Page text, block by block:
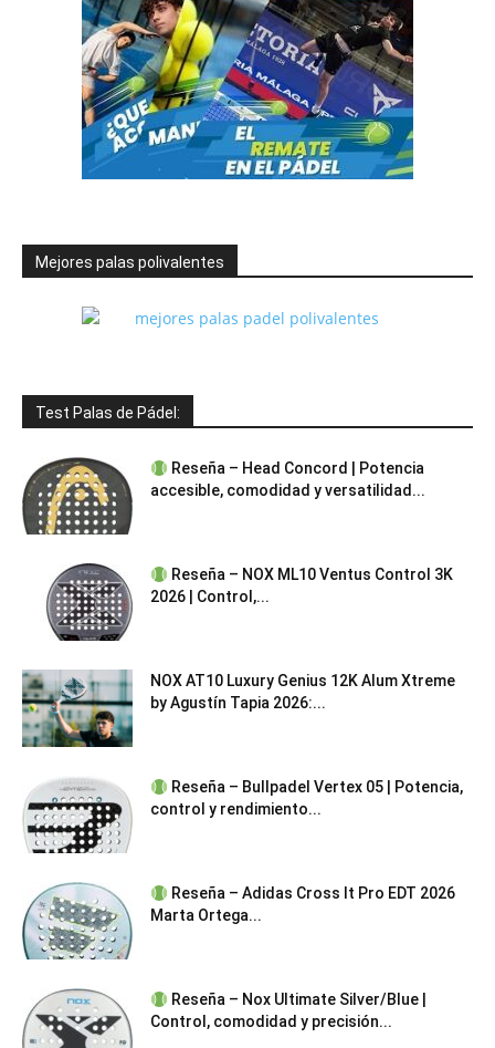
Mejores palas polivalentes
Test Palas de Pádel:
Reseña – Head Concord | Potencia
accesible, comodidad y versatilidad...
Reseña – NOX ML10 Ventus Control 3K
2026 | Control,...
NOX AT10 Luxury Genius 12K Alum Xtreme
by Agustín Tapia 2026:...
Reseña – Bullpadel Vertex 05 | Potencia,
control y rendimiento...
Reseña – Adidas Cross It Pro EDT 2026
Marta Ortega...
Reseña – Nox Ultimate Silver/Blue |
Control, comodidad y precisión...